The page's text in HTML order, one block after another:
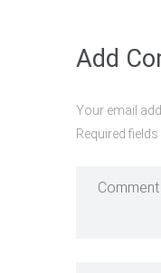
Add
Your email
Required